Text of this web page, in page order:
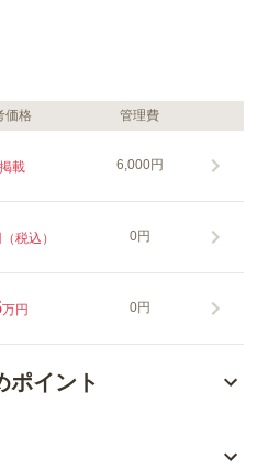
価格 管理費
載 6,000円
税込） 0円
万円 0円
ポイント